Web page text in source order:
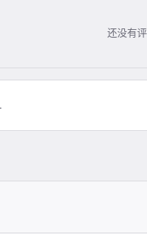
还没有